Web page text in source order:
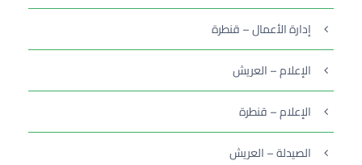
إدارة الأعمال – قنطرة
الإعلام – العريش
الإعلام – قنطرة
الصيدلة – العريش